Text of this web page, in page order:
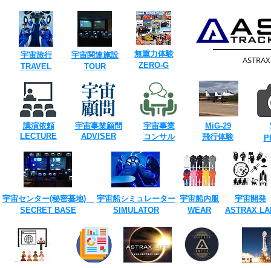
​宇宙旅行
​TRAVEL
​宇宙関連施設
TOUR​
​無重力体験
​ZERO-G
講演依頼
​LECTURE
宇宙事業顧問
ADVISER
宇宙事業
​コンサル
​MiG-29
飛行体験
宇宙開発
ASTRAX
宇宙センター(​秘密基地)
SECRET ​BASE
宇宙船シミュレーター
​SIMULATOR
宇宙船内服
​WEAR